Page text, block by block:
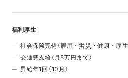
福利厚生
社会保険完備（雇用・労災・健康・厚生
交通費支給（月5万円まで）
昇給年1回（10月）